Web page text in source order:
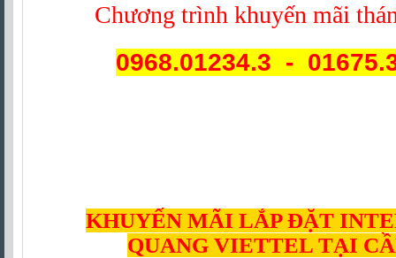
Chương trình khuyến mãi
0968.01234.3 -
KHUYẾN MÃI LẮP ĐẶT
QUANG VIETTEL TẠI